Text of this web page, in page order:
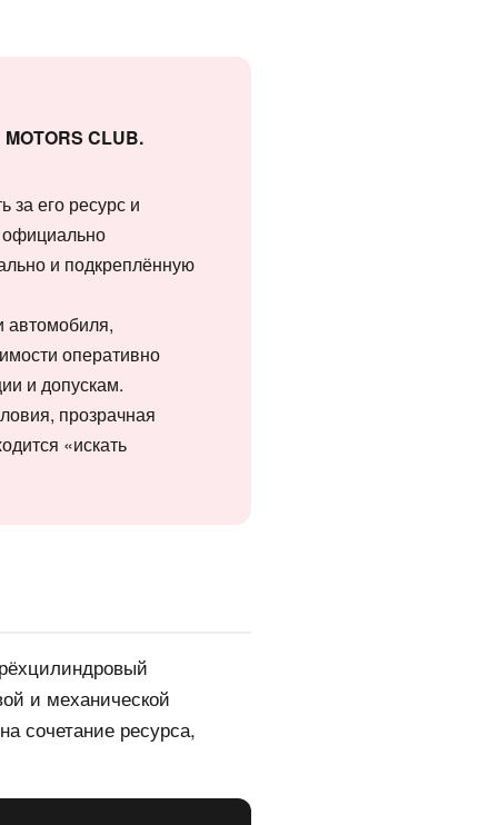
CLUB.
за его ресурс и
официально
и подкреплённую
автомобиля,
оперативно
и допускам.
прозрачная
«искать
и механической
сочетание ресурса,